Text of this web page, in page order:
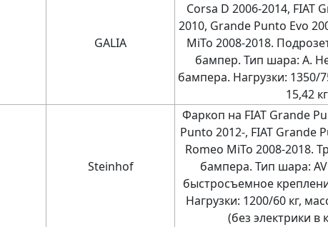
GALIA
Corsa D 2006-2014, FIAT
2010, Grande Punto Evo
MiTo 2008-2018.
бампер. Тип шара: A.
бампера. Нагрузки: 1350/
15,42 кг
Steinhof
Фаркоп на FIAT Grande
Punto 2012-, FIAT Grande
Romeo MiTo 2008-2018.
бампера. Тип шара:
быстросъемное
Нагрузки: 1200/60 кг,
(без электрики в